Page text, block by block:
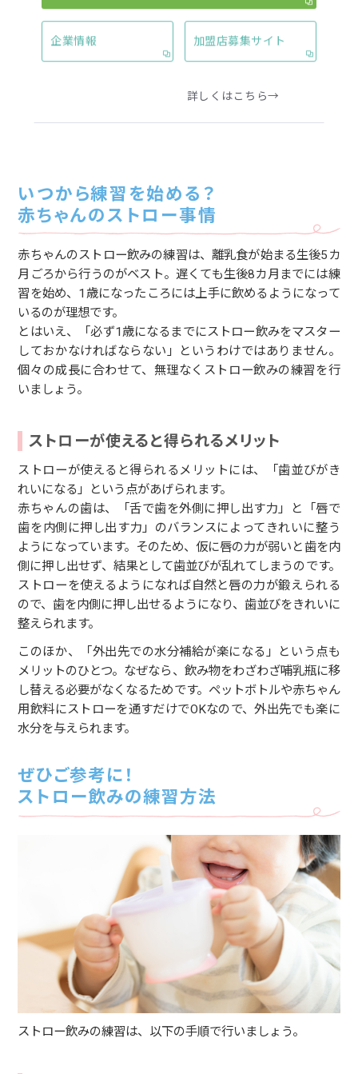
ミルクや離乳食作りに便
利で家計にもうれしい、
多くの子育て家族に選ば
れているウォーターサー
詳しくはこちら→
いつから練習を始める？
赤ちゃんのストロー事情
赤ちゃんのストロー飲みの練習は、離乳食が始まる生後5カ
月ごろから行うのがベスト。遅くても生後8カ月までには練
習を始め、1歳になったころには上手に飲めるようになって
いるのが理想です。
とはいえ、「必ず1歳になるまでにストロー飲みをマスター
しておかなければならない」というわけではありません。
個々の成長に合わせて、無理なくストロー飲みの練習を行
いましょう。
ストローが使えると得られるメリット
ストローが使えると得られるメリットには、「歯並びがき
れいになる」という点があげられます。
赤ちゃんの歯は、「舌で歯を外側に押し出す力」と「唇で
歯を内側に押し出す力」のバランスによってきれいに整う
ようになっています。そのため、仮に唇の力が弱いと歯を内
側に押し出せず、結果として歯並びが乱れてしまうのです。
ストローを使えるようになれば自然と唇の力が鍛えられる
ので、歯を内側に押し出せるようになり、歯並びをきれいに
整えられます。
このほか、「外出先での水分補給が楽になる」という点も
メリットのひとつ。なぜなら、飲み物をわざわざ哺乳瓶に移
し替える必要がなくなるためです。ペットボトルや赤ちゃん
用飲料にストローを通すだけでOKなので、外出先でも楽に
水分を与えられます。
ぜひご参考に！
ストロー飲みの練習方法
ストロー飲みの練習は、以下の手順で行いましょう。
企業情報 加盟店募集サイト